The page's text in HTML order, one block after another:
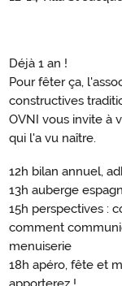
Déjà 1 an !
Pour fêter ça,
constructives
OVNI vous invite à
qui l'a vu naître.
12h bilan annuel,
13h auberge
15h perspectives :
comment
menuiserie
18h apéro, fête et